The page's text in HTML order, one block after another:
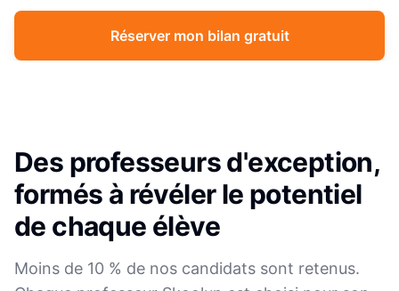
Réserver mon bilan gratuit
Des professeurs d'exception,
formés à révéler le potentiel
de chaque élève
Moins de 10 % de nos candidats sont retenus.